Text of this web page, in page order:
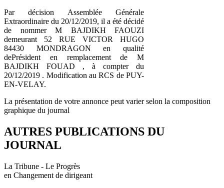
Par décision Assemblée Générale
Extraordinaire du 20/12/2019, il a été décidé
de nommer M BAJDIKH FAOUZI
demeurant 52 RUE VICTOR HUGO
84430 MONDRAGON en qualité
dePrésident en remplacement de M
BAJDIKH FOUAD , à compter du
20/12/2019 . Modification au RCS de PUY-
EN-VELAY.
La présentation de votre annonce peut varier selon la composition
graphique du journal
AUTRES PUBLICATIONS DU
JOURNAL
La Tribune - Le Progrès
en Changement de dirigeant